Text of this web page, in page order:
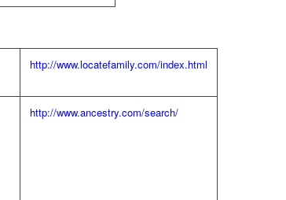
http://www.locatefamily.com/index.html
http://www.ancestry.com/search/